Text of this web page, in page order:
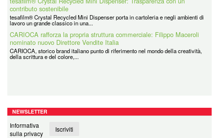
CARIOCA rafforza la propria struttura commerciale: Filippo Maceroli
nominato nuovo Direttore Vendite Italia
CARIOCA, storico brand italiano punto di riferimento nel mondo della creatività,
Coolpack
Coolpack Italy Srl è la filiale italiana di un grande Gruppo avente Sede in Polonia
e presente in tutti i principali...
NEWSLETTER
Informativa
sulla privacy
Iscriviti